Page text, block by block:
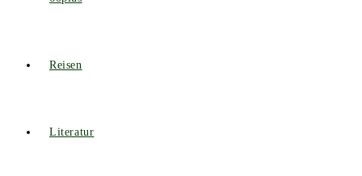
Reisen
Literatur